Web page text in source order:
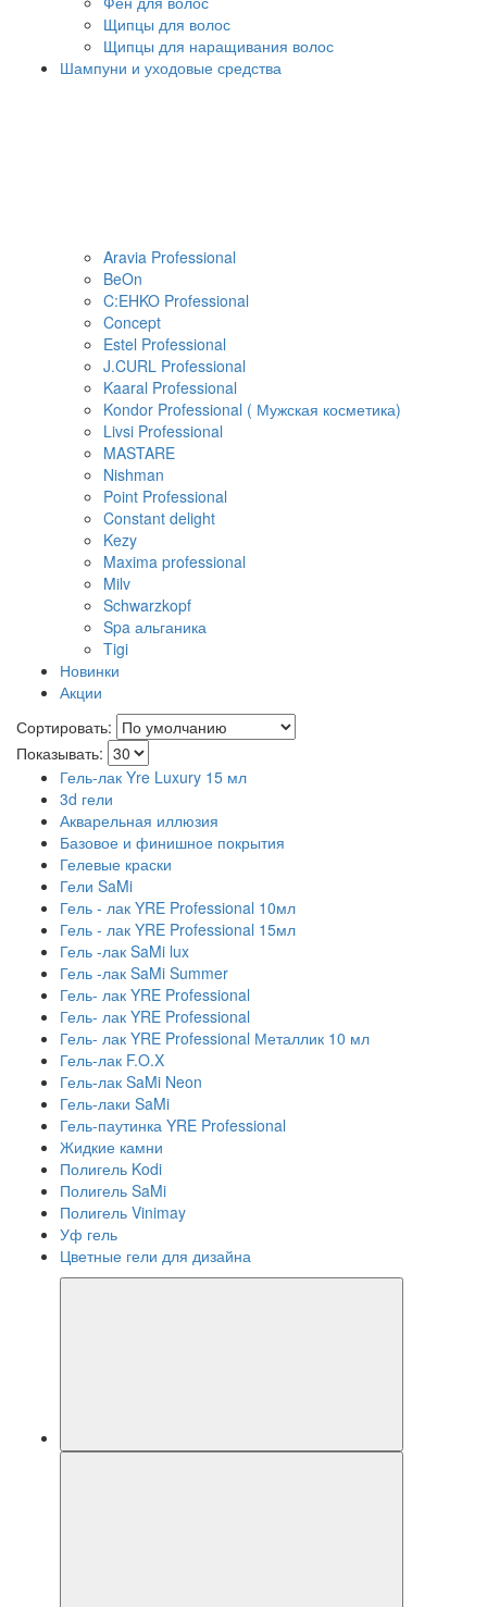
Щипцы для волос
Щипцы для наращивания волос
Шампуни и уходовые средства
Aravia Professional
BeOn
C:EHKO Professional
Concept
Estel Professional
J.CURL Professional
Kaaral Professional
Kondor Professional ( Мужская косметика)
Livsi Professional
MASTARE
Nishman
Point Professional
Constant delight
Kezy
Maxima professional
Milv
Schwarzkopf
Spa альганика
Tigi
Новинки
Акции
Сортировать:
Показывать:
Гель-лак Yre Luxury 15 мл
3d гели
Акварельная иллюзия
Базовое и финишное покрытия
Гелевые краски
Гели SaMi
Гель - лак YRE Professional 10мл
Гель - лак YRE Professional 15мл
Гель -лак SaMi lux
Гель -лак SaMi Summer
Гель- лак YRE Professional
Гель- лак YRE Professional
Гель- лак YRE Professional Металлик 10 мл
Гель-лак F.O.X
Гель-лак SaMi Neon
Гель-лаки SaMi
Гель-паутинка YRE Professional
Жидкие камни
Полигель Kodi
Полигель SaMi
Полигель Vinimay
Уф гель
Цветные гели для дизайна